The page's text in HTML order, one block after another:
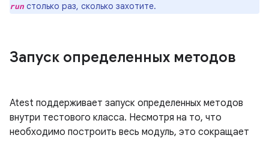
run столько раз, сколько захотите.
Запуск определенных методов
Atest поддерживает запуск определенных методов
внутри тестового класса. Несмотря на то, что
необходимо построить весь модуль, это сокращает